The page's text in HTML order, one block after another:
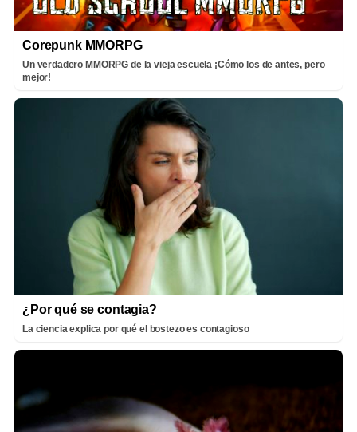
Corepunk MMORPG
Un verdadero MMORPG de la vieja escuela ¡Cómo los de antes, pero
mejor!
¿Por qué se contagia?
La ciencia explica por qué el bostezo es contagioso